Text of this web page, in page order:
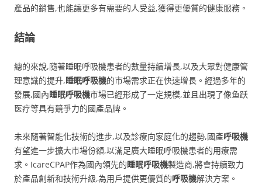
產品的銷售,也能讓更多有需要的人受益,獲得更優質的健康服務。
結論
總的來說,隨著睡眠呼吸機患者的數量持續增長,以及大眾對健康管
理意識的提升,睡眠呼吸機的市場需求正在快速增長。經過多年的
發展,國內睡眠呼吸機市場已經形成了一定規模,並且出現了像鱼跃
医疗等具有競爭力的國產品牌。
未來隨著智能化技術的進步,以及診療向家庭化的趨勢,國產呼吸機
有望進一步擴大市場份額,以滿足廣大睡眠呼吸機患者的用療需
求。IcareCPAP作為國內領先的睡眠呼吸機製造商,將會持續致力
於產品創新和技術升級,為用戶提供更優質的呼吸機解決方案。